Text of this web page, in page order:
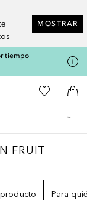
MOSTRAR
tiempo
HomeMi lista de
A
FRUIT
FRUIT
Para